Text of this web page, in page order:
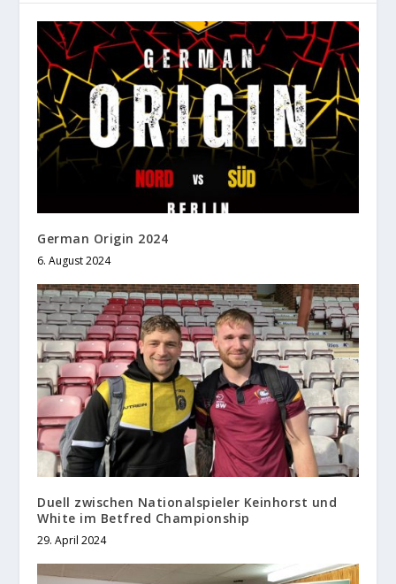
German Origin 2024
6. August 2024
Duell zwischen Nationalspieler Keinhorst und
White im Betfred Championship
29. April 2024